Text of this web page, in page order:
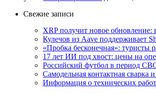
Свежие записи
XRP получит новое обновление:
Кулечов из Aave поддерживает
«Пробка бесконечная»: туристы
17 лет ИИ под хвост: цены на
Российский футбол в период
Самодельная контактная сварка
Информация о технических